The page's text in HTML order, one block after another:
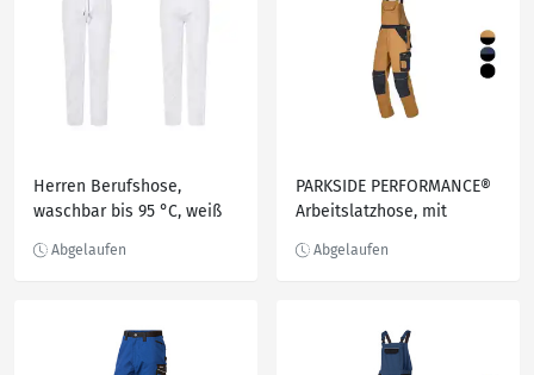
Herren Berufshose,
waschbar bis 95 °C, weiß
PARKSIDE PERFORMANCE®
Arbeitslatzhose, mit
Knieverstärkung